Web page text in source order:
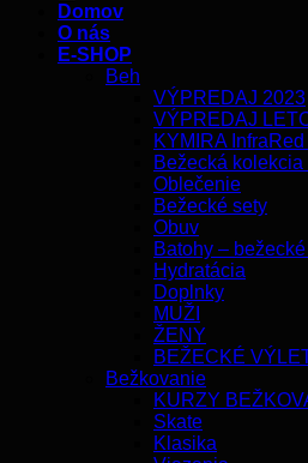
Domov
O nás
E-SHOP
Beh
VÝPREDAJ 2023
VÝPREDAJ
KYMIRA
Bežecká
Oblečenie
Bežecké sety
Obuv
Batohy –
Hydratácia
Doplnky
MUŽI
ŽENY
BEŽECKÉ
Bežkovanie
KURZY
Skate
Klasika